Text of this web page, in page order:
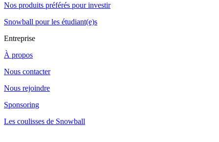
Nos produits préférés pour investir
Snowball pour les étudiant(e)s
Entreprise
À propos
Nous contacter
Nous rejoindre
Sponsoring
Les coulisses de Snowball